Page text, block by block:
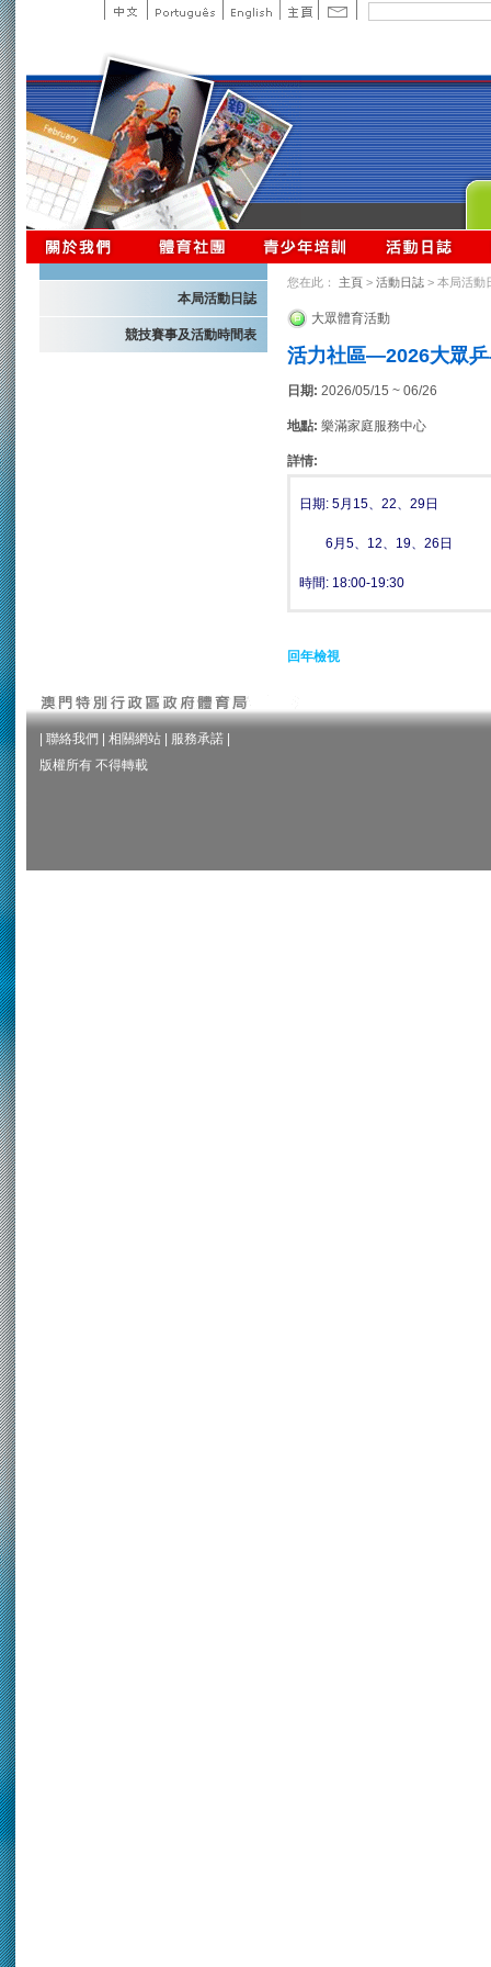
本局活動日誌
競技賽事及活動時間表
您在此： 主頁 > 活動日誌 > 本局活動
大眾體育活動
活力社區—2026大眾
日期: 2026/05/15 ~ 06/26
地點: 樂滿家庭服務中心
詳情:
日期: 5月15、22、29日
6月5、12、19、26日
時間: 18:00-19:30
回年檢視
聯絡我們 相關網站 服務承諾
版權所有 不得轉載